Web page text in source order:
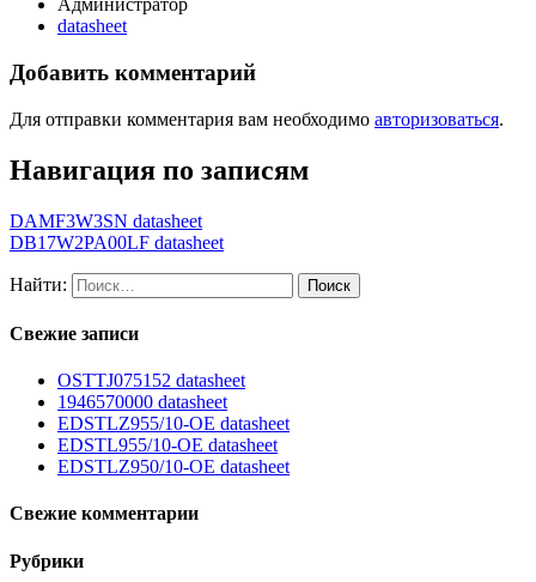
Администратор
datasheet
Добавить комментарий
Для отправки комментария вам необходимо авторизоваться.
Навигация по записям
DAMF3W3SN datasheet
DB17W2PA00LF datasheet
Найти:
Свежие записи
OSTTJ075152 datasheet
1946570000 datasheet
EDSTLZ955/10-OE datasheet
EDSTL955/10-OE datasheet
EDSTLZ950/10-OE datasheet
Свежие комментарии
Рубрики